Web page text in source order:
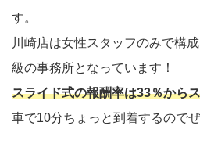
す。
川崎店は女性スタッフのみで構
級の事務所となっています！
スライド式の報酬率は33％から
車で10分ちょっと到着するので